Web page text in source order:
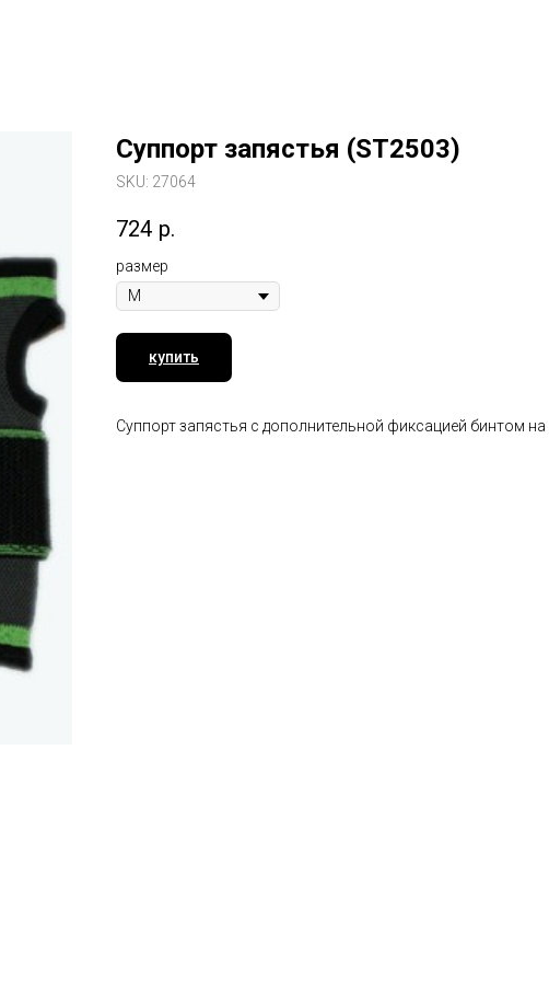
Суппорт запястья (ST2503)
SKU: 27064
724 р.
размер
купить
Суппорт запястья с дополнительной фиксацией бинтом на